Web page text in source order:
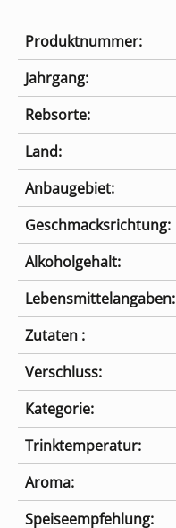
Produktnummer:
Kategorie:
Lebensmittelangaben:
Trinktemperatur:
Land:
Anbaugebiet:
Rebsorte:
Jahrgang:
Geschmacksrichtung:
Alkoholgehalt:
Aroma:
Verschluss:
Speiseempfehlung:
Zutaten :